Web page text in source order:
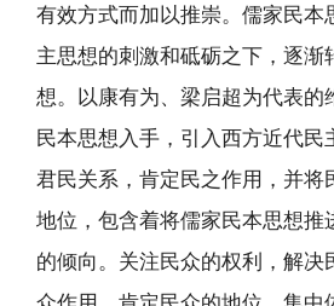
有效方式而加以推崇。儒家民本
主思想的刺激和砥砺之下，逐渐
想。以康有为、梁启超为代表的
民本思想入手，引入西方近代民
君民关系，肯定民之作用，并将
地位，包含着将儒家民本思想推
的倾向。关注民众的权利，解决